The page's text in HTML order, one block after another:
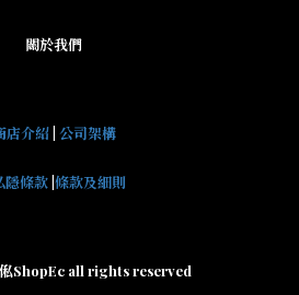
關於我們
店介紹| 公司架構
隱條款 條款及細則
ShopEc all rights reserved